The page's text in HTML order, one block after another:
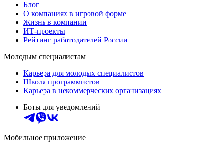
Блог
О компаниях в игровой форме
Жизнь в компании
ИТ-проекты
Рейтинг работодателей России
Молодым специалистам
Карьера для молодых специалистов
Школа программистов
Карьера в некоммерческих организациях
Боты для уведомлений
Мобильное приложение